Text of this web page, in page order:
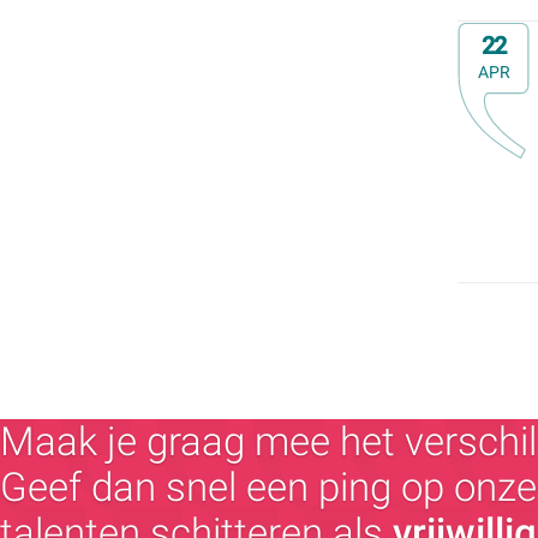
Op22
APR
Maak je graag mee het
Geef dan snel een ping op